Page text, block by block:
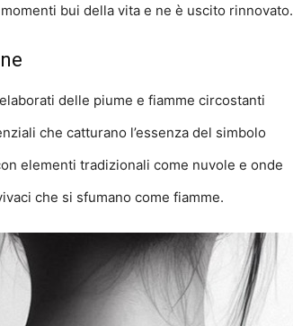
bui della vita e ne è uscito rinnovato.
delle piume e fiamme circostanti
che catturano l’essenza del simbolo
elementi tradizionali come nuvole e onde
che si sfumano come fiamme.